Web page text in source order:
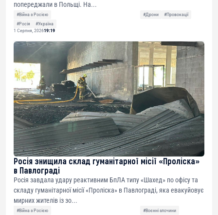
попереджали в Польщі. На...
#Війна з Росією #Дрони
#Провокації
#Росія
#Україна
1 Серпня, 202619:19
Росія знищила склад гуманітарної місії «Проліска»
в Павлограді
Росія завдала удару реактивним БпЛА типу «Шахед» по офісу та
складу гуманітарної місії «Проліска» в Павлограді, яка евакуйовує
мирних жителів із зо...
#Війна з Росією
#Воєнні злочини